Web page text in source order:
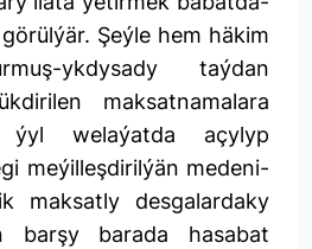
Şeýle hem häkim
ykdysady taýdan
maksatnamalara
ýyl welaýatda açylyp
meýilleşdirilýän medeni-
maksatly desgalardaky
barşy barada hasabat